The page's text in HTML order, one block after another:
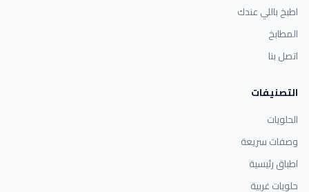
اطبخ باللي عندك
المطابخ
اتصل بنا
التصنيفات
الحلويات
وصفات سريعة
اطباق رئيسية
حلويات غربية